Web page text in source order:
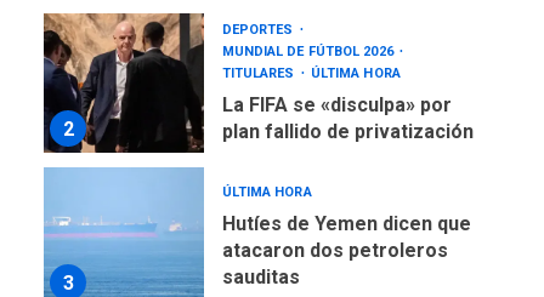
2
DEPORTES
MUNDIAL DE FÚTBOL 2026
TITULARES
ÚLTIMA HORA
La FIFA se «disculpa» por
plan fallido de privatización
3
ÚLTIMA HORA
Hutíes de Yemen dicen que
atacaron dos petroleros
sauditas